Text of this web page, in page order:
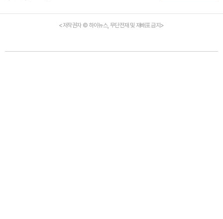
<저작권자 © 하이뉴스, 무단전재 및 재배포 금지>